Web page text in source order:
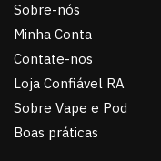
Sobre-nós
Minha Conta
Contate-nos
Loja Confiável RA
Sobre Vape e Pod
Boas práticas